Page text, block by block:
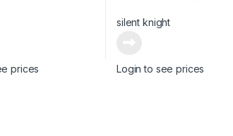
prices
silent knight
Login to see prices